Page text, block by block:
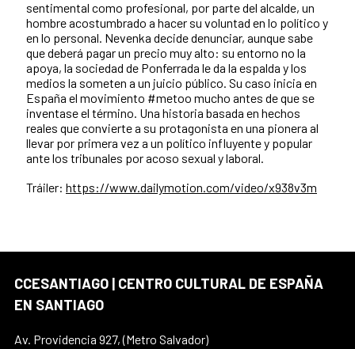
sentimental como profesional, por parte del alcalde, un
hombre acostumbrado a hacer su voluntad en lo político y
en lo personal. Nevenka decide denunciar, aunque sabe
que deberá pagar un precio muy alto: su entorno no la
apoya, la sociedad de Ponferrada le da la espalda y los
medios la someten a un juicio público. Su caso inicia en
España el movimiento #metoo mucho antes de que se
inventase el término. Una historia basada en hechos
reales que convierte a su protagonista en una pionera al
llevar por primera vez a un político influyente y popular
ante los tribunales por acoso sexual y laboral.
Tráiler: https://www.dailymotion.com/video/x938v3m
CCESANTIAGO | CENTRO CULTURAL DE ESPAÑA
EN SANTIAGO
Av. Providencia 927, (Metro Salvador)